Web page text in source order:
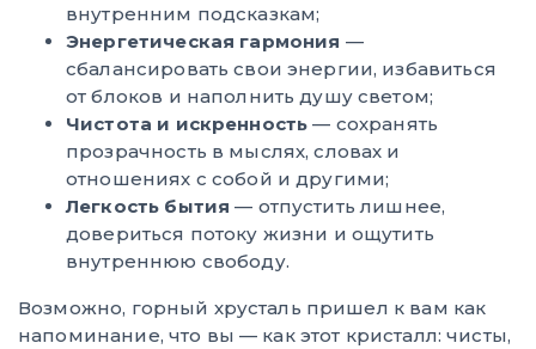
внутренним подсказкам;
Энергетическая гармония —
сбалансировать свои энергии, избавиться
от блоков и наполнить душу светом;
Чистота и искренность — сохранять
прозрачность в мыслях, словах и
отношениях с собой и другими;
Легкость бытия — отпустить лишнее,
довериться потоку жизни и ощутить
внутреннюю свободу.
Возможно, горный хрусталь пришел к вам как
напоминание, что вы — как этот кристалл: чисты,